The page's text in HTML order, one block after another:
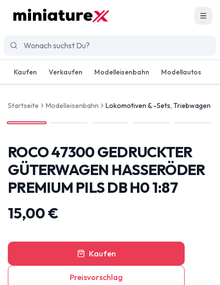
Menü
Kaufen Verkaufen Modelleisenbahn Modellautos
Startseite Modelleisenbahn Lokomotiven & -Sets, Triebwagen
ROCO 47300 GEDRUCKTER
GÜTERWAGEN HASSERÖDER
PREMIUM PILS DB H0 1:87
15,00 €
Kaufen
Preisvorschlag